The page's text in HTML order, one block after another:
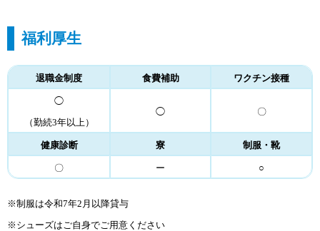
福利厚生
退職金制度 食費補助 ワクチン接種
◯
（勤続3年以上）
◯ 〇
健康診断 寮 制服・靴
〇 ー ○
※制服は令和7年2月以降貸与
※シューズはご自身でご用意ください